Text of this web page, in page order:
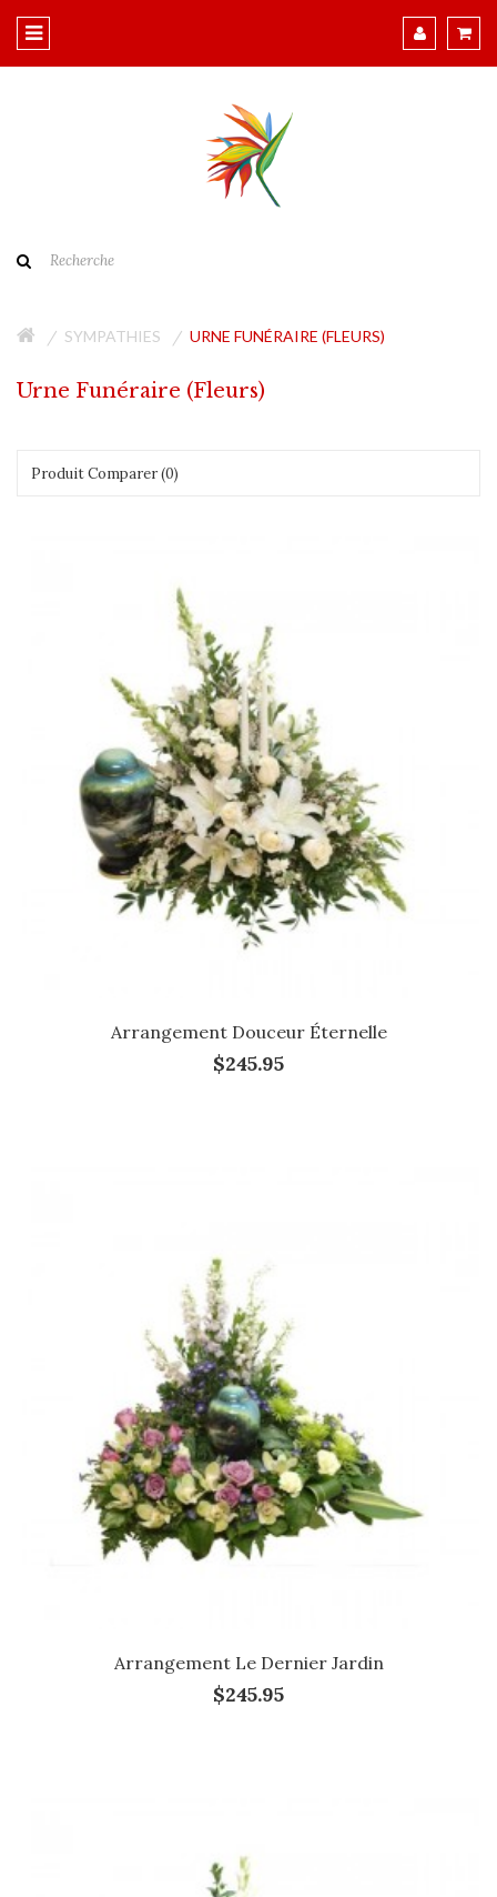
SYMPATHIES URNE FUNÉRAIRE (FLEURS)
Urne Funéraire (Fleurs)
Produit Comparer (0)
Arrangement Douceur Éternelle
$245.95
Arrangement Le Dernier Jardin
$245.95